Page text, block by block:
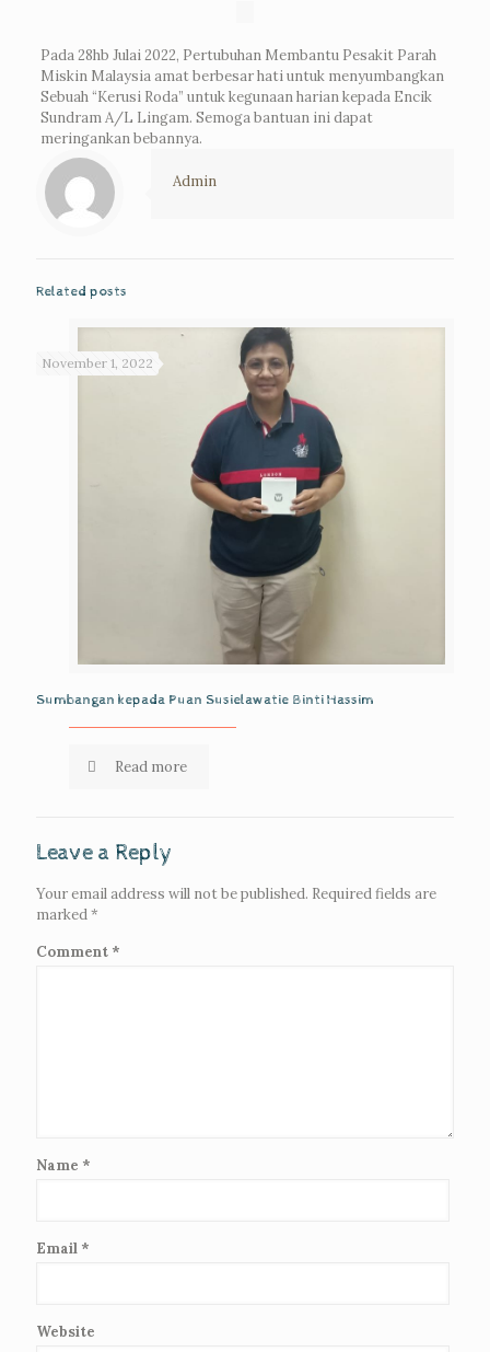
Pada 28hb Julai 2022, Pertubuhan Membantu Pesakit Parah
Miskin Malaysia amat berbesar hati untuk menyumbangkan
Sebuah “Kerusi Roda” untuk kegunaan harian kepada Encik
Sundram A/L Lingam. Semoga bantuan ini dapat
meringankan bebannya.
Admin
Related posts
November 1, 2022
Sumbangan kepada Puan Susielawatie Binti Hassim
Read more
Leave a Reply
Your email address will not be published. Required fields are
marked*
Comment *
Name *
Email *
Website